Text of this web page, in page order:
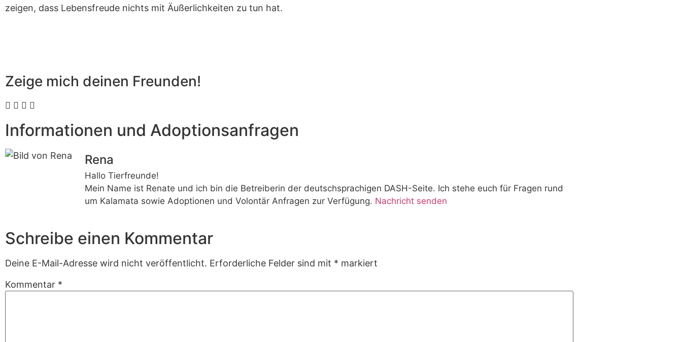
zeigen, dass Lebensfreude nichts mit Äußerlichkeiten zu tun hat.
Zeige mich deinen Freunden!
Informationen und Adoptionsanfragen
Rena
Hallo Tierfreunde!
Mein Name ist Renate und ich bin die Betreiberin der deutschsprachigen DASH-Seite. Ich stehe euch für Fragen rund
um Kalamata sowie Adoptionen und Volontär Anfragen zur Verfügung. Nachricht senden
Schreibe einen Kommentar
Deine E-Mail-Adresse wird nicht veröffentlicht. Erforderliche Felder sind mit * markiert
Kommentar *